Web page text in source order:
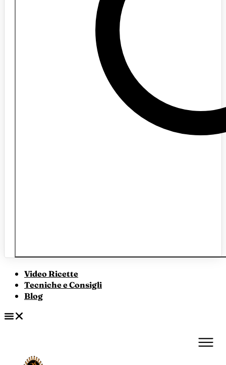
Video Ricette
Tecniche e Consigli
Blog